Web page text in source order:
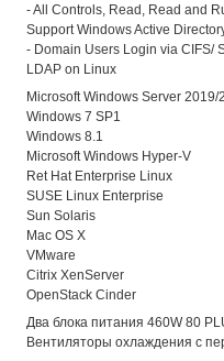
- All Controls, Read, Read and
Support Windows Active
- Domain Users Login via CIFS/
LDAP on Linux
Microsoft Windows Server
Windows 7 SP1
Windows 8.1
Microsoft Windows Hyper-V
Ret Hat Enterprise Linux
SUSE Linux Enterprise
Sun Solaris
Mac OS X
VMware
Citrix XenServer
OpenStack Cinder
Два блока питания 460W 80
Вентиляторы охлаждения с